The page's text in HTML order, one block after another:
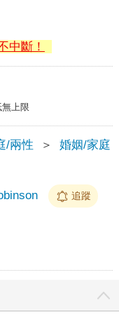
中斷！
上限
/兩性 ＞ 婚姻/家庭
追蹤